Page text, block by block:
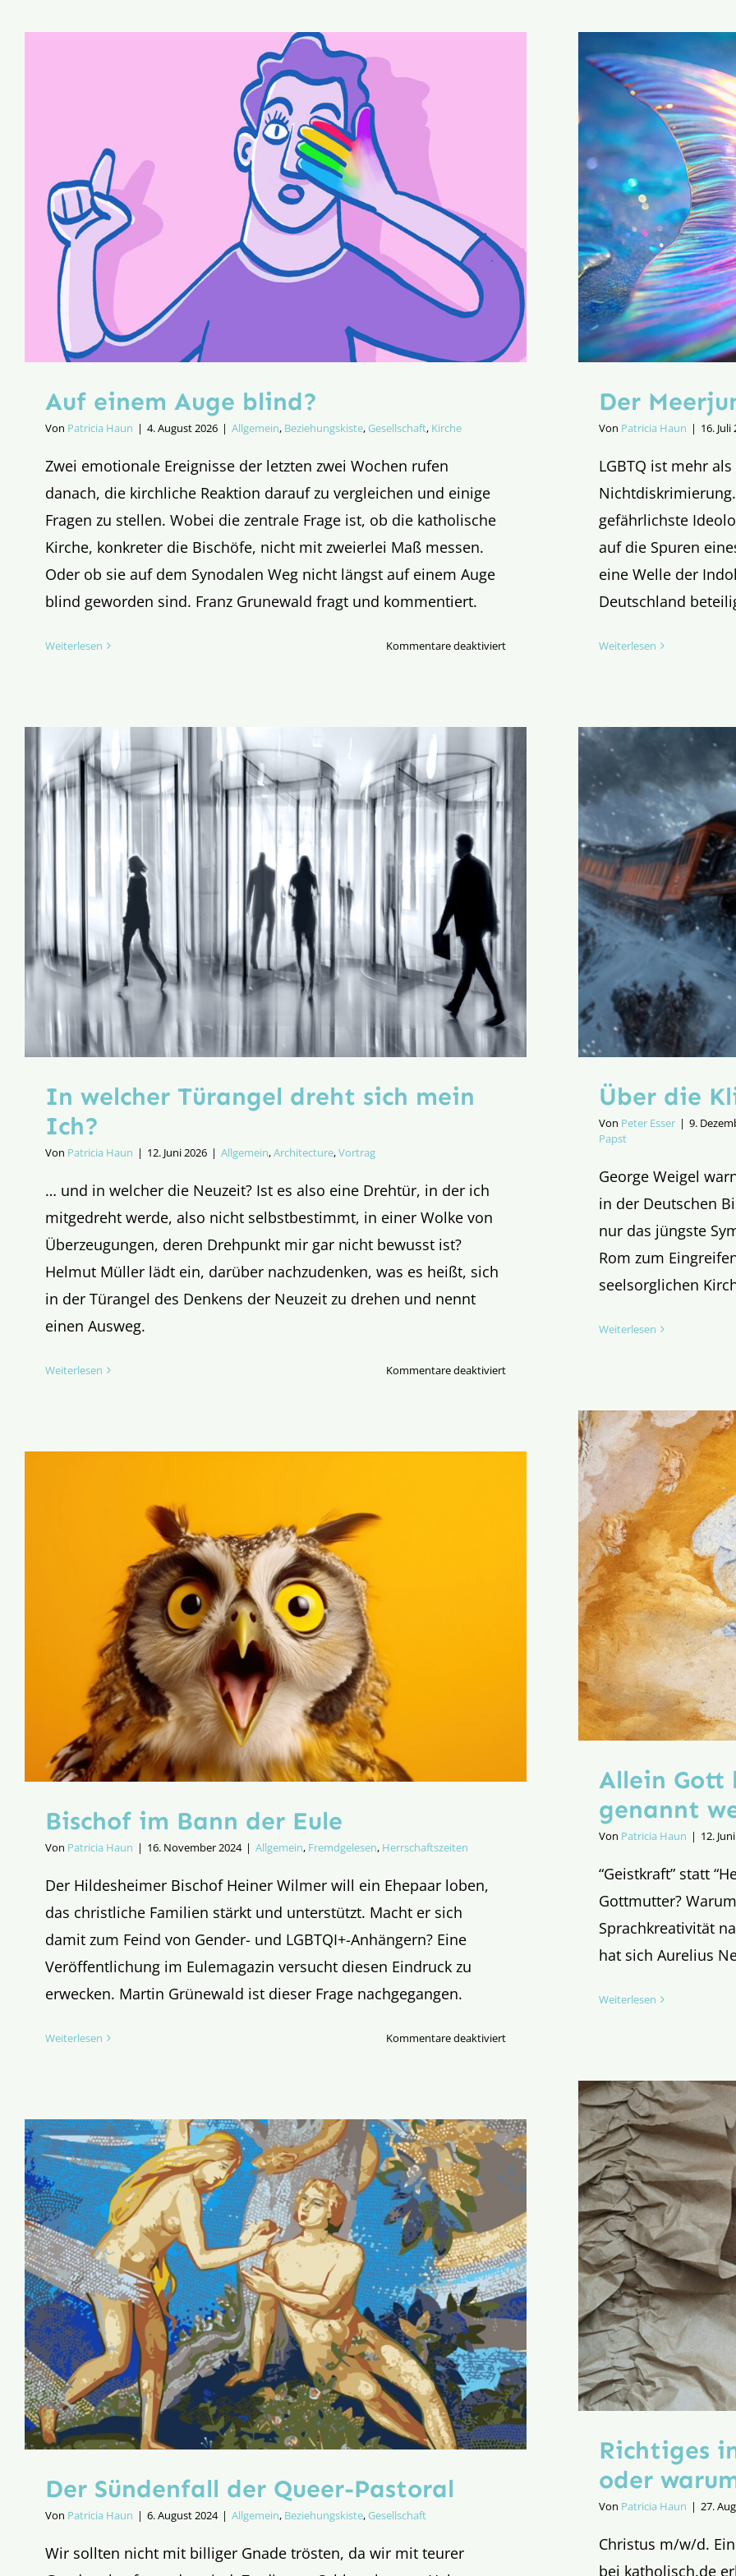
Auf einem Auge blind?
Von Patricia Haun | 4. August 2026 | Allgemein, Beziehungskiste,Gesellschaft, Kirche
Zwei emotionale Ereignisse der letzten zwei Wochen rufen
danach, die kirchliche Reaktion darauf zu vergleichen und einige
Fragen zu stellen. Wobei die zentrale Frage ist, ob die katholische
Kirche, konkreter die Bischöfe, nicht mit zweierlei Maß messen.
Oder ob sie auf dem Synodalen Weg nicht längst auf einem Auge
blind geworden sind. Franz Grunewald fragt und kommentiert.
Weiterlesen Kommentare deaktiviertfür
blind?
Der
Von Patricia Haun | 16. Juli
LGBTQ ist mehr
gefährlichste
auf die Spuren
eine Welle der
Deutschland
Weiterlesen
In welcher Türangel dreht sich mein
Ich?
Von Patricia Haun | 12. Juni 2026 | Allgemein,Architecture,Vortrag
… und in welcher die Neuzeit? Ist es also eine Drehtür, in der ich
mitgedreht werde, also nicht selbstbestimmt, in einer Wolke von
Überzeugungen, deren Drehpunkt mir gar nicht bewusst ist?
Helmut Müller lädt ein, darüber nachzudenken, was es heißt, sich
in der Türangel des Denkens der Neuzeit zu drehen und nennt
einen Ausweg.
Weiterlesen Kommentare deaktiviertfür
dreht
Über die
Von Peter Esser | 9.
Papst
George Weigel
in der Deutschen
nur das jüngste
Rom zum
seelsorglichen
Weiterlesen
Allein Gott
genannt
Von Patricia Haun | 12.
“Geistkraft” statt
Gottmutter?
Sprachkreativität
hat sich Aurelius
Weiterlesen
Bischof im Bann der Eule
Von Patricia Haun | 16. November 2024 | Allgemein, Fremdgelesen, Herrschaftszeiten
Der Hildesheimer Bischof Heiner Wilmer will ein Ehepaar loben,
das christliche Familien stärkt und unterstützt. Macht er sich
damit zum Feind von Gender- und LGBTQI+-Anhängern? Eine
Veröffentlichung im Eulemagazin versucht diesen Eindruck zu
erwecken. Martin Grünewald ist dieser Frage nachgegangen.
Weiterlesen Kommentare deaktiviertfür
der
Eule
Richtiges
oder
Von Patricia Haun | 27.
Christus m/w/d.
bei katholisch.de
Der Sündenfall der Queer-Pastoral
Von Patricia Haun | 6. August 2024 | Allgemein, Beziehungskiste,Gesellschaft
Wir sollten nicht mit billiger Gnade trösten, da wir mit teurer